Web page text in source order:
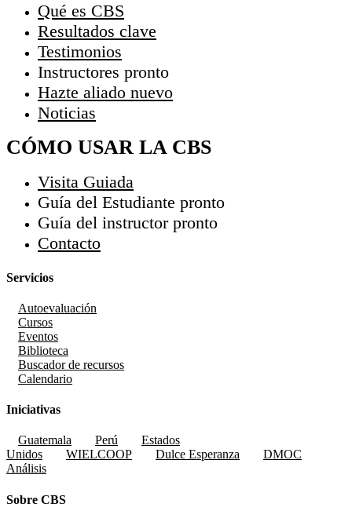
Qué es CBS
Resultados clave
Testimonios
Instructores pronto
Hazte aliado nuevo
Noticias
CÓMO USAR LA CBS
Visita Guiada
Guía del Estudiante pronto
Guía del instructor pronto
Contacto
Servicios
Autoevaluación
Cursos
Eventos
Biblioteca
Buscador de recursos
Calendario
Iniciativas
Guatemala Perú
Estados
Unidos
WIELCOOP Dulce Esperanza
DMOC
Análisis
Sobre CBS